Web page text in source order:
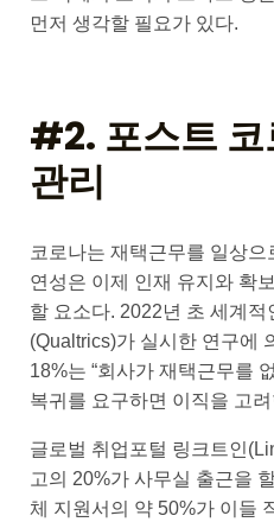
먼저 생각할 필요가 있다.
#2. 포스트 코
관리
코로나는 재택근무를 일상
연성은 이제 인재 유지와 확
할 요소다. 2022년 초 세계
(Qualtrics)가 실시한 연구에
18%는 “회사가 재택근무를
복귀를 요구하면 이직을 고려
글로벌 취업포털 링크트인
고의 20%가 사무실 출근을
체 지원서의 약 50%가 이들